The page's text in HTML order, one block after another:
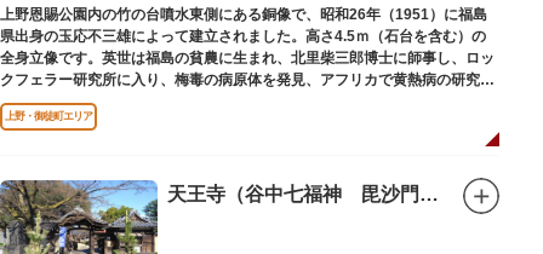
上野恩賜公園内の竹の台噴水東側にある銅像で、昭和26年（1951）に福島
県出身の玉応不三雄によって建立されました。高さ4.5ｍ（石台を含む）の
全身立像です。英世は福島の貧農に生まれ、北里柴三郎博士に師事し、ロッ
クフェラー研究所に入り、梅毒の病原体を発見、アフリカで黄熱病の研究中
感染して、死去しました。
上野・御徒町エリア
天王寺（谷中七福神 毘沙門天）